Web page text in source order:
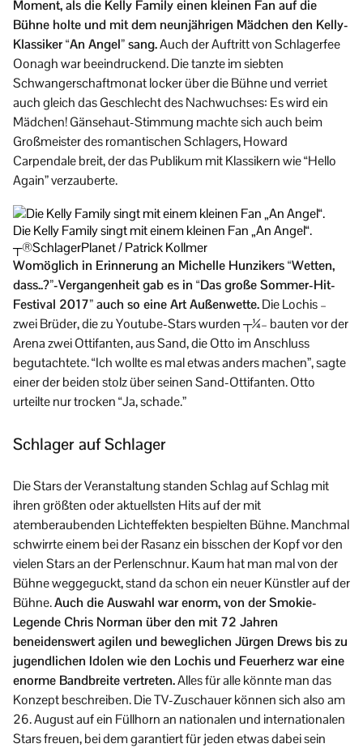
Moment, als die Kelly Family einen kleinen Fan auf die
Bühne holte und mit dem neunjährigen Mädchen den Kelly-
Klassiker “An Angel” sang.Auch der Auftritt von Schlagerfee
Oonagh war beeindruckend. Die tanzte im siebten
Schwangerschaftmonat locker über die Bühne und verriet
auch gleich das Geschlecht des Nachwuchses: Es wird ein
Mädchen! Gänsehaut-Stimmung machte sich auch beim
Großmeister des romantischen Schlagers, Howard
Carpendale breit, der das Publikum mit Klassikern wie “Hello
Again” verzauberte.
Die Kelly Family singt mit einem kleinen Fan „An Angel“.
┬®SchlagerPlanet / Patrick Kollmer
Womöglich in Erinnerung an Michelle Hunzikers “Wetten,
dass..?”-Vergangenheit gab es in “Das große Sommer-Hit-
Festival 2017” auch so eine Art Außenwette.Die Lochis –
zwei Brüder, die zu Youtube-Stars wurden ┬¼– bauten vor der
Arena zwei Ottifanten, aus Sand, die Otto im Anschluss
begutachtete. “Ich wollte es mal etwas anders machen”, sagte
einer der beiden stolz über seinen Sand-Ottifanten. Otto
urteilte nur trocken “Ja, schade.”
Schlager auf Schlager
Die Stars der Veranstaltung standen Schlag auf Schlag mit
ihren größten oder aktuellsten Hits auf der mit
atemberaubenden Lichteffekten bespielten Bühne. Manchmal
schwirrte einem bei der Rasanz ein bisschen der Kopf vor den
vielen Stars an der Perlenschnur. Kaum hat man mal von der
Bühne weggeguckt, stand da schon ein neuer Künstler auf der
Bühne.Auch die Auswahl war enorm, von der Smokie-
Legende Chris Norman über den mit 72 Jahren
beneidenswert agilen und beweglichen Jürgen Drews bis zu
jugendlichen Idolen wie den Lochis und Feuerherz war eine
enorme Bandbreite vertreten.Alles für alle könnte man das
Konzept beschreiben. Die TV-Zuschauer können sich also am
26. August auf ein Füllhorn an nationalen und internationalen
Stars freuen, bei dem garantiert für jeden etwas dabei sein